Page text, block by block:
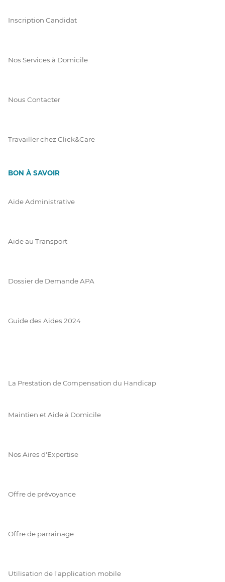
Inscription Candidat
Nos Services à Domicile
Nous Contacter
Travailler chez Click&Care
BON À SAVOIR
Aide Administrative
Aide au Transport
Dossier de Demande APA
Guide des Aides 2024
La Prestation de Compensation du Handicap
Maintien et Aide à Domicile
Nos Aires d'Expertise
Offre de prévoyance
Offre de parrainage
Utilisation de l'application mobile